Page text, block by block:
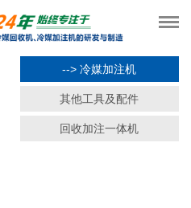
--> 冷媒加注机
其他工具及配件
回收加注一体机